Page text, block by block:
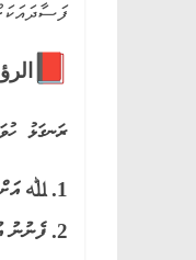
ރަނގަޅު
1. ﷲ އަށް ޙަމްދުކުރުން:
2. ފެނުނު އުފާވެރި ޚަބަރު ފެތުރުން: